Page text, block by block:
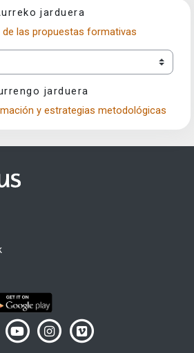
jarduera
de las propuestas formativas
jarduera
y estrategias metodológicas
(abre ventana nueva)
en Twitter (abre ventana nueva)
UPV/EHU en LinkedIn (abre ventana nueva)
UPV/EHU en YouTube (abre
UPV/EHU en Instagram